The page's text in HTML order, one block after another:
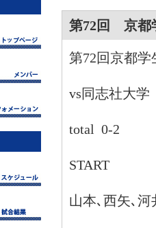
第72回 京都
第72回京都
vs同志社大学
total 0-2
START
山本､西矢､